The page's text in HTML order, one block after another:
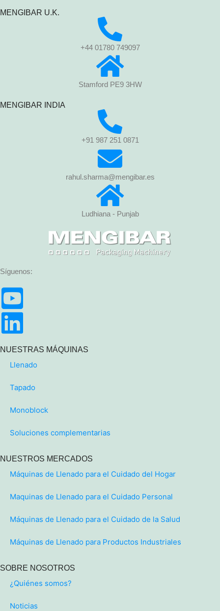
MENGIBAR U.K.
+44 01780 749097
Stamford PE9 3HW
MENGIBAR INDIA
+91 987 251 0871
rahul.sharma@mengibar.es
Ludhiana - Punjab
Síguenos:
NUESTRAS MÁQUINAS
Llenado
Tapado
Monoblock
Soluciones complementarias
NUESTROS MERCADOS
Máquinas de Llenado para el Cuidado del Hogar
Maquinas de Llenado para el Cuidado Personal
Máquinas de Llenado para el Cuidado de la Salud
Máquinas de Llenado para Productos Industriales
SOBRE NOSOTROS
¿Quiénes somos?
Noticias